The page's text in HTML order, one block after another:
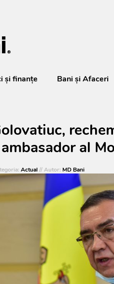
şi finanţe Bani și Afaceri
al
Actual// Autor: MD Bani